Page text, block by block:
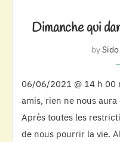
Dimanche qui
bySido
06/06/2021 @ 14 h 00
amis, rien ne nous
Après toutes les
de nous pourrir la vie.